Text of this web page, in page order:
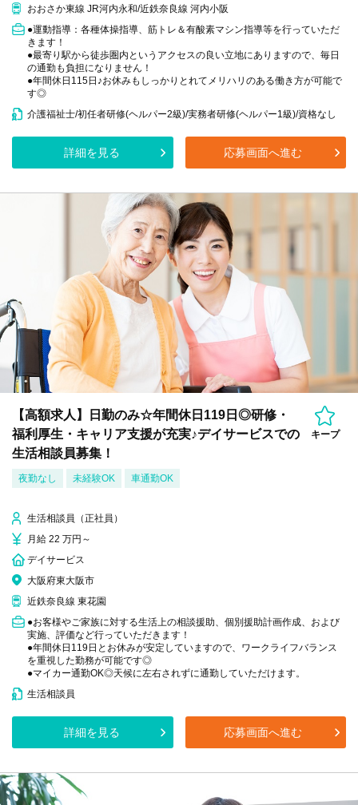
おおさか東線 JR河内永和/近鉄奈良線 河内小阪
●運動指導：各種体操指導、筋トレ＆有酸素マシン指導等を行っていただ
きます！
●最寄り駅から徒歩圏内というアクセスの良い立地にありますので、毎日
の通勤も負担になりません！
●年間休日115日♪お休みもしっかりとれてメリハリのある働き方が可能で
す◎
介護福祉士/初任者研修(ヘルパー2級)/実務者研修(ヘルパー1級)/資格なし
詳細を見る 応募画面へ進む
【高額求人】日勤のみ☆年間休日119日◎研修・
福利厚生・キャリア支援が充実♪デイサービスでの
生活相談員募集！
キープ
夜勤なし 未経験OK 車通勤OK
生活相談員（正社員）
月給 22 万円～
デイサービス
大阪府東大阪市
近鉄奈良線 東花園
●お客様やご家族に対する生活上の相談援助、個別援助計画作成、および
実施、評価など行っていただきます！
●年間休日119日とお休みが安定していますので、ワークライフバランス
を重視した勤務が可能です◎
●マイカー通勤OK◎天候に左右されずに通勤していただけます。
生活相談員
詳細を見る 応募画面へ進む